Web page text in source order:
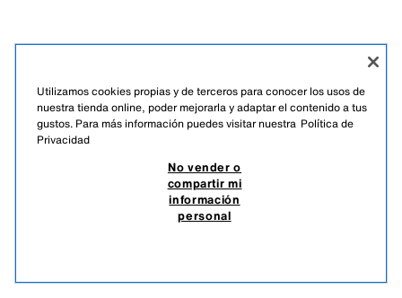
NO VENDER O COMPARTIR MI INFORMACIÓN PERSONAL
MUJER / + INFO /
Utilizamos cookies propias y de terceros para conocer los usos de
nuestra tienda online, poder mejorarla y adaptar el contenido a tus
gustos. Para más información puedes visitar nuestra Política de
Privacidad
No vender o
compartir mi
información
personal